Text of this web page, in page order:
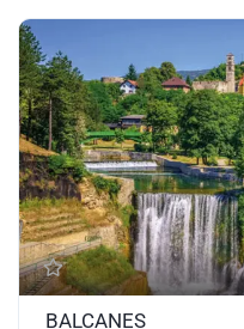
BALCANES